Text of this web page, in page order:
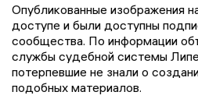
Опубликованные изображения
доступе и были доступны
сообщества. По информации
службы судебной системы
потерпевшие не знали о
подобных материалов.